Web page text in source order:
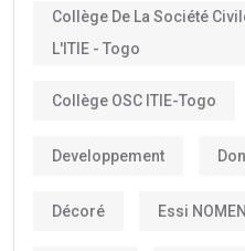
Collège De La Société
L'ITIE - Togo
Collège OSC ITIE-Togo
Developpement
Décoré Essi